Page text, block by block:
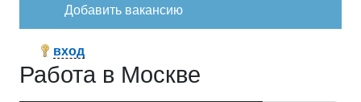
Добавить вакансию
вход
Работа в Москве